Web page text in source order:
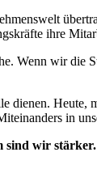
‌ihre
Wenn wir die
dienen.‍ Heute,
in
sind wir stärker.